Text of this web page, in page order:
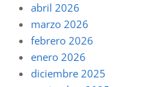
abril 2026
marzo 2026
febrero 2026
enero 2026
diciembre 2025